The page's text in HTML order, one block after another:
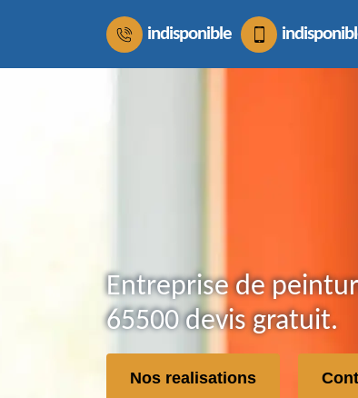
indisponible
Entreprise de
65500 devis gratuit.
Nos realisations